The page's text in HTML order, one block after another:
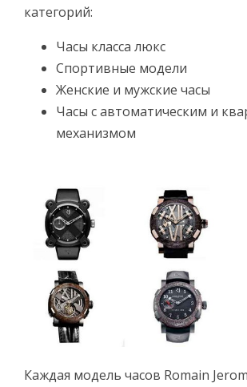
категорий:
Часы класса люкс
Спортивные модели
Женские и мужские часы
Часы с автоматическим и
механизмом
Каждая модель часов Romain